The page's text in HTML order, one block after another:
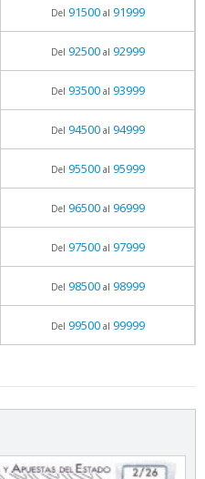
Del 91500al 91999
Del 92500al 92999
Del 93500al 93999
Del 94500al 94999
Del 95500al 95999
Del 96500al 96999
Del 97500al 97999
Del 98500al 98999
Del 99500al 99999